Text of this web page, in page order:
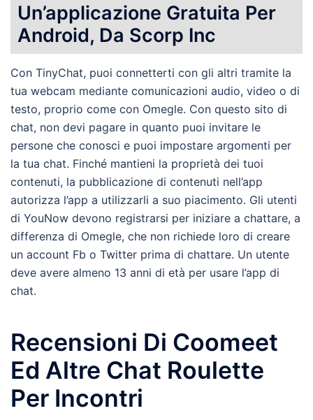
Un’applicazione Gratuita Per
Android, Da Scorp Inc
Con TinyChat, puoi connetterti con gli altri tramite la
tua webcam mediante comunicazioni audio, video o di
testo, proprio come con Omegle. Con questo sito di
chat, non devi pagare in quanto puoi invitare le
persone che conosci e puoi impostare argomenti per
la tua chat. Finché mantieni la proprietà dei tuoi
contenuti, la pubblicazione di contenuti nell’app
autorizza l’app a utilizzarli a suo piacimento. Gli utenti
di YouNow devono registrarsi per iniziare a chattare, a
differenza di Omegle, che non richiede loro di creare
un account Fb o Twitter prima di chattare. Un utente
deve avere almeno 13 anni di età per usare l’app di
chat.
Recensioni Di Coomeet
Ed Altre Chat Roulette
Per Incontri